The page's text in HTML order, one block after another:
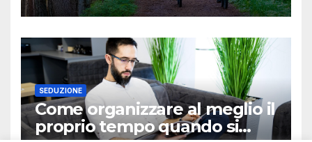
SEDUZIONE
Come organizzare al meglio il
proprio tempo quando si